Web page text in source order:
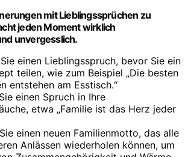
mit Lieblingssprüchen zu
jeden Moment wirklich
unvergesslich.
einen Lieblingsspruch, bevor Sie ein
teilen, wie zum Beispiel „Die besten
entstehen am Esstisch.“
einen Spruch in Ihre
etwa „Familie ist das Herz jeder
einen neuen Familienmotto, das alle
Anlässen wiederholen können, um